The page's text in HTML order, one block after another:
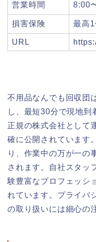
営業時間 8:00
損害保険 最高1
URL
不用品なんでも回収団
し、最短30分で現地到
正規の株式会社として
確に公開されています
り、作業中の万が一の
されます。自社スタッ
験豊富なプロフェッシ
れています。プライバ
の取り扱いには細心の